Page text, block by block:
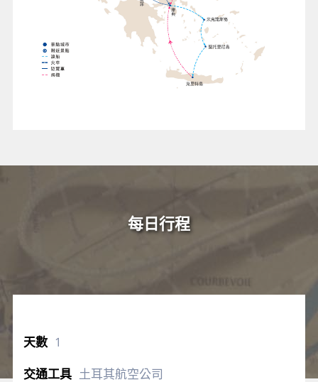
每日行程
1
土耳其航空公司